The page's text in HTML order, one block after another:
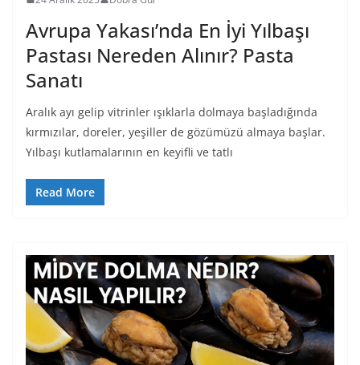
Avrupa Yakası’nda En İyi Yılbaşı
Pastası Nereden Alınır? Pasta
Sanatı
Aralık ayı gelip vitrinler ışıklarla dolmaya başladığında
kırmızılar, doreler, yeşiller de gözümüzü almaya başlar.
Yılbaşı kutlamalarının en keyifli ve tatlı
Read More